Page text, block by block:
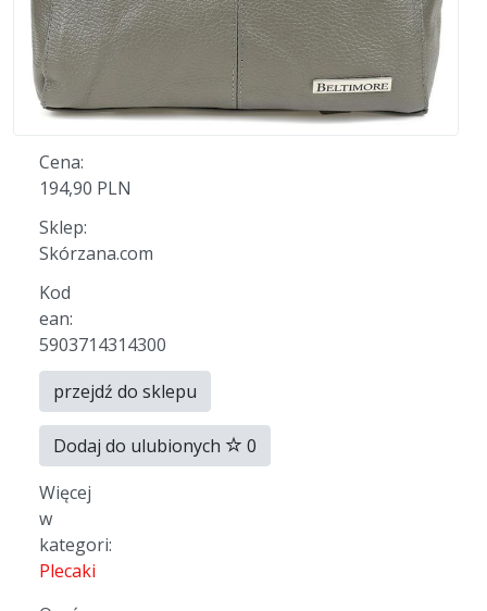
Cena:
194,90 PLN
Sklep:
Skórzana.com
Kod
ean:
5903714314300
przejdź do sklepu
Dodaj do ulubionych
0
Więcej
w
kategori:
Plecaki